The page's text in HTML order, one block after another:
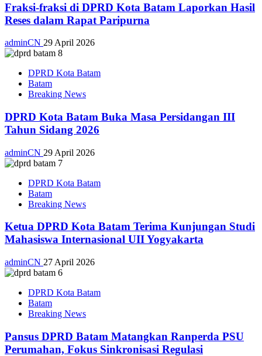
Fraksi-fraksi di DPRD Kota Batam Laporkan Hasil
Reses dalam Rapat Paripurna
adminCN 29 April 2026
DPRD Kota Batam
Batam
Breaking News
DPRD Kota Batam Buka Masa Persidangan III
Tahun Sidang 2026
adminCN 29 April 2026
DPRD Kota Batam
Batam
Breaking News
Ketua DPRD Kota Batam Terima Kunjungan Studi
Mahasiswa Internasional UII Yogyakarta
adminCN 27 April 2026
DPRD Kota Batam
Batam
Breaking News
Pansus DPRD Batam Matangkan Ranperda PSU
Perumahan, Fokus Sinkronisasi Regulasi